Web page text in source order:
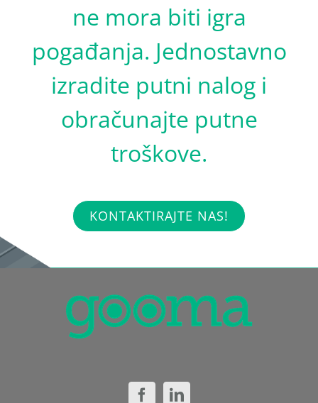
ne mora biti igra
pogađanja. Jednostavno
izradite putni nalog i
obračunajte putne
troškove.
KONTAKTIRAJTE NAS!